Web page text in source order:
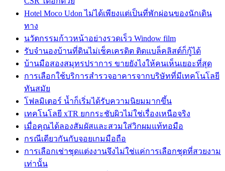
Hotel Moco Udon ไม่ได้เพียงแต่เป็นที่พักผ่อนของนักเดิน
ทาง
นวัตกรรมก้าวหน้าอย่างรวดเร็ว Window film
รับจำนองบ้านที่ดินไม่เช็คเครดิต ติดแบล็คลิสต์ก็กู้ได้
บ้านมือสองสมุทรปราการ ขายยังไงให้คนเห็นเยอะที่สุด
การเลือกใช้บริการสำรวจอาคารจากบริษัทที่มีเทคโนโลยี
ทันสมัย
โฟลมิเตอร์ น้ำก็เริ่มได้รับความนิยมมากขึ้น
เทคโนโลยี xTR ยกกระชับผิวไม่ใช่เรื่องเหนือจริง
เมื่อคุณได้ลองสัมผัสและสวมใส่วิกผมแท้ทอมือ
กรณีเดียวกันกับจอยเกมมือถือ
การเลือกเช่าชุดแต่งงานจึงไม่ใช่แค่การเลือกชุดที่สวยงาม
เท่านั้น